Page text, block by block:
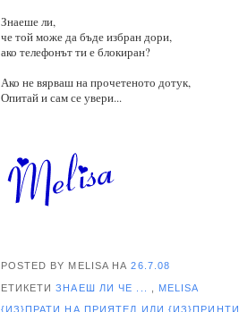
Знаеше ли,
че той може да бъде избран дори,
ако телефонът ти е блокиран?
Ако не вярваш на прочетеното дотук,
Опитай и сам се увери...
POSTED BY MELISA НА26.7.08
ЕТИКЕТИЗНАЕШ ЛИ ЧЕ ... MELISA
{ИЗ}ПРАТИ НА ПРИЯТЕЛ ИЛИ {ИЗ}ПРИНТИ